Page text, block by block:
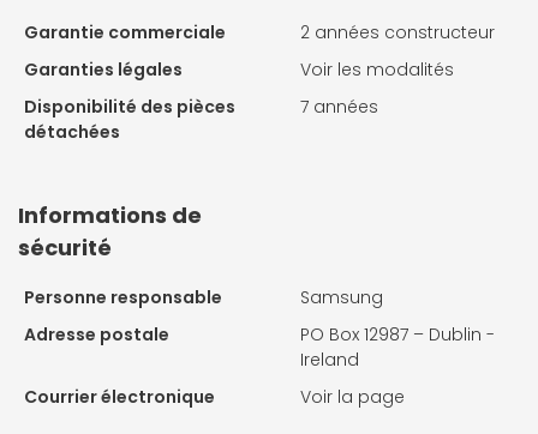
Garantie commerciale
2 années constructeur
Garanties légales
Voir les modalités
Disponibilité des pièces
détachées
7 années
Informations de
sécurité
Personne responsable
Samsung
Adresse postale
PO Box 12987 – Dublin -
Ireland
Courrier électronique
Voir la page